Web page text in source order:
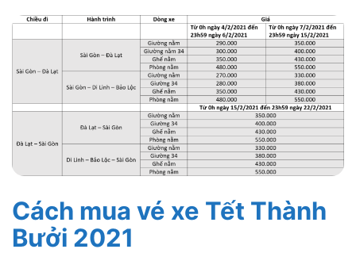
Cách mua vé xe Tết Thành
Bưởi 2021